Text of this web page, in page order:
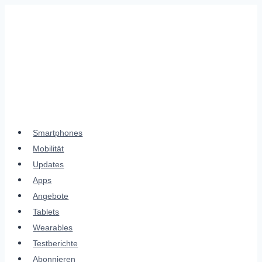
Smartphones
Mobilität
Updates
Apps
Angebote
Tablets
Wearables
Testberichte
Abonnieren